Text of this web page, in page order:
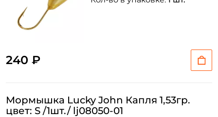
240 ₽
Мормышка Lucky John Капля 1,53гр.
цвет: S /1шт./ lj08050-01